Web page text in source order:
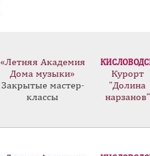
«Летняя Академия
Дома музыки»
Закрытые мастер-
классы
Курорт
"Долина
нарзанов"